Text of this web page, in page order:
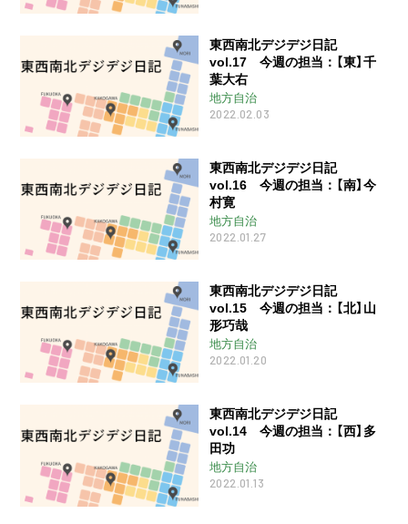
東西南北デジデジ日記
vol.17 今週の担当：【東】千
葉大右
地方自治
2022.02.03
東西南北デジデジ日記
vol.16 今週の担当：【南】今
村寛
地方自治
2022.01.27
東西南北デジデジ日記
vol.15 今週の担当：【北】山
形巧哉
地方自治
2022.01.20
東西南北デジデジ日記
vol.14 今週の担当：【西】多
田功
地方自治
2022.01.13